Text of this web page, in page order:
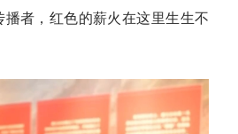
者，红色的薪火在这里生生不